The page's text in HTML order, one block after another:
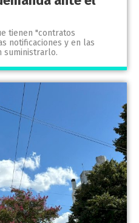
tienen "contratos
notificaciones y en las
suministrarlo.